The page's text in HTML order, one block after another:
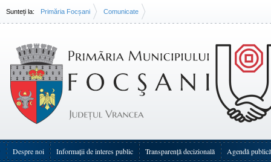
Sunteți la: Primăria Focșani Comunicate
Despre noi Informații de interes public Transparenţă decizională Agendă publică